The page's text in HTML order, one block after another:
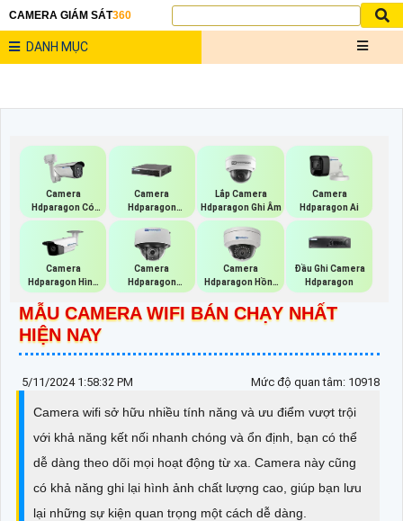
CAMERA GIÁM SÁT360
DANH MỤC
Camera
Hdparagon Có
Màu Ban Đêm
Camera
Hdparagon
Starlight
Lắp Camera
Hdparagon Ghi Âm
Camera
Hdparagon Ai
Camera
Hdparagon Hình
Ảnh 4K
Camera
Hdparagon
Starlight
Camera
Hdparagon Hồng
Ngoại
Đầu Ghi Camera
Hdparagon
MẪU CAMERA WIFI BÁN CHẠY NHẤT
HIỆN NAY
5/11/2024 1:58:32 PM Mức độ quan tâm: 10918
Camera wifi sở hữu nhiều tính năng và ưu điểm vượt trội
với khả năng kết nối nhanh chóng và ổn định, bạn có thể
dễ dàng theo dõi mọi hoạt động từ xa. Camera này cũng
có khả năng ghi lại hình ảnh chất lượng cao, giúp bạn lưu
lại những sự kiện quan trọng một cách dễ dàng.